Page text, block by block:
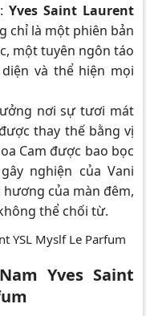
Yves Saint Laurent
chỉ là một phiên bản
một tuyên ngôn táo
và thể hiện mọi
nơi sự tươi mát
thay thế bằng vị
Cam được bao bọc
nghiện của Vani
của màn đêm,
thể chối từ.
Yves Saint